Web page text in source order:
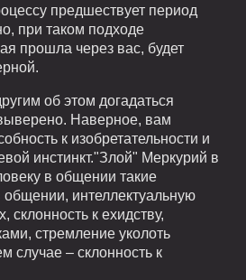
предшествует период
при таком подходе
прошла через вас, будет
об этом догадаться
Наверное, вам
к изобретательности и
инстинкт."Злой" Меркурий в
в общении такие
общении, интеллектуальную
склонность к ехидству,
стремление уколоть
случае – склонность к